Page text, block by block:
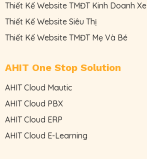
Thiết Kế Website TMĐT Kinh Doanh Xe
Thiết Kế Website Siêu Thị
Thiết Kế Website TMĐT Mẹ Và Bé
AHIT One Stop Solution
AHIT Cloud Mautic
AHIT Cloud PBX
AHIT Cloud ERP
AHIT Cloud E-Learning